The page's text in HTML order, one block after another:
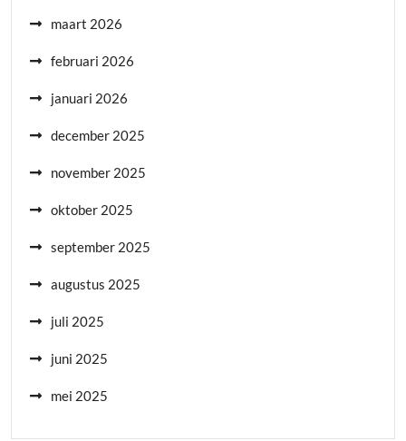
maart 2026
februari 2026
januari 2026
december 2025
november 2025
oktober 2025
september 2025
augustus 2025
juli 2025
juni 2025
mei 2025